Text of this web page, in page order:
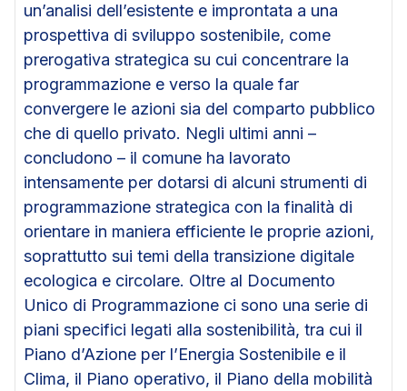
un’analisi dell’esistente e improntata a una
prospettiva di sviluppo sostenibile, come
prerogativa strategica su cui concentrare la
programmazione e verso la quale far
convergere le azioni sia del comparto pubblico
che di quello privato. Negli ultimi anni –
concludono – il comune ha lavorato
intensamente per dotarsi di alcuni strumenti di
programmazione strategica con la finalità di
orientare in maniera efficiente le proprie azioni,
soprattutto sui temi della transizione digitale
ecologica e circolare. Oltre al Documento
Unico di Programmazione ci sono una serie di
piani specifici legati alla sostenibilità, tra cui il
Piano d’Azione per l’Energia Sostenibile e il
Clima, il Piano operativo, il Piano della mobilità